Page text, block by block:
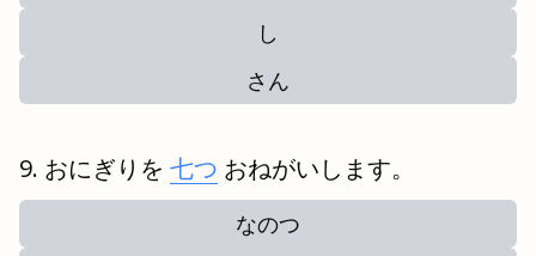
し
さん
おにぎりを 七つ おねがいします。
なのつ